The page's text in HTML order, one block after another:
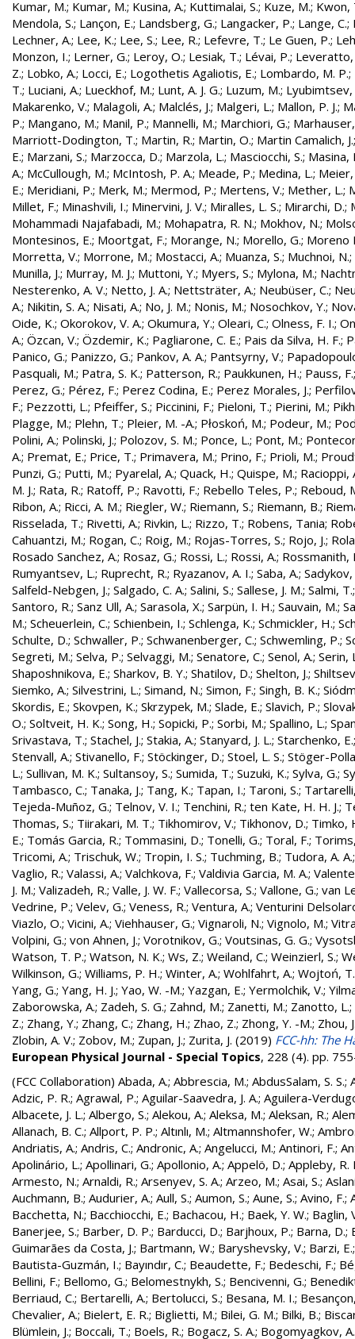
Kumar, M.; Kumar, M.; Kusina, A.; Kuttimalai, S.; Kuze, M.; Kwon,
Mendola, S.; Lançon, E.; Landsberg, G.; Langacker, P.; Lange, C.;
Lechner, A.; Lee, K.; Lee, S.; Lee, R.; Lefevre, T.; Le Guen, P.;
Monzon, I.; Lerner, G.; Leroy, O.; Lesiak, T.; Lévai, P.; Leveratto,
Z.; Lobko, A.; Locci, E.; Logothetis Agaliotis, E.; Lombardo, M. P.;
T.; Luciani, A.; Lueckhof, M.; Lunt, A. J. G.; Luzum, M.; Lyubimtsev,
Makarenko, V.; Malagoli, A.; Malclés, J.; Malgeri, L.; Mallon, P. J.;
P.; Mangano, M.; Manil, P.; Mannelli, M.; Marchiori, G.;
Marriott-Dodington, T.; Martin, R.; Martin, O.; Martin Camalich, J.
E.; Marzani, S.; Marzocca, D.; Marzola, L.; Masciocchi, S.; Masina,
A.; McCullough, M.; McIntosh, P. A.; Meade, P.; Medina, L.; Meier,
E.; Meridiani, P.; Merk, M.; Mermod, P.; Mertens, V.; Mether, L.;
Millet, F.; Minashvili, I.; Minervini, J. V.; Miralles, L. S.; Mirarchi, D.;
Mohammadi Najafabadi, M.; Mohapatra, R. N.; Mokhov, N.;
Montesinos, E.; Moortgat, F.; Morange, N.; Morello, G.; Moreno
Morretta, V.; Morrone, M.; Mostacci, A.; Muanza, S.; Muchnoi, N.;
Munilla, J.; Murray, M. J.; Muttoni, Y.; Myers, S.; Mylona, M.;
Nesterenko, A. V.; Netto, J. A.; Nettsträter, A.; Neubüser, C.;
A.; Nikitin, S. A.; Nisati, A.; No, J. M.; Nonis, M.; Nosochkov, Y.;
Oide, K.; Okorokov, V. A.; Okumura, Y.; Oleari, C.; Olness, F. I.;
A.; Özcan, V.; Özdemir, K.; Pagliarone, C. E.; Pais da Silva, H. F.;
Panico, G.; Panizzo, G.; Pankov, A. A.; Pantsyrny, V.;
Pasquali, M.; Patra, S. K.; Patterson, R.; Paukkunen, H.; Pauss, F.
Perez, G.; Pérez, F.; Perez Codina, E.; Perez Morales, J.;
F.; Pezzotti, L.; Pfeiffer, S.; Piccinini, F.; Pieloni, T.; Pierini, M.;
Plagge, M.; Plehn, T.; Pleier, M. -A.; Płoskoń, M.; Podeur, M.;
Polini, A.; Polinski, J.; Polozov, S. M.; Ponce, L.; Pont, M.;
A.; Premat, E.; Price, T.; Primavera, M.; Prino, F.; Prioli, M.;
Punzi, G.; Putti, M.; Pyarelal, A.; Quack, H.; Quispe, M.; Racioppi,
M. J.; Rata, R.; Ratoff, P.; Ravotti, F.; Rebello Teles, P.; Reboud,
Ribon, A.; Ricci, A. M.; Riegler, W.; Riemann, S.; Riemann, B.;
Risselada, T.; Rivetti, A.; Rivkin, L.; Rizzo, T.; Robens, Tania;
Cahuantzi, M.; Rogan, C.; Roig, M.; Rojas-Torres, S.; Rojo, J.;
Rosado Sanchez, A.; Rosaz, G.; Rossi, L.; Rossi, A.; Rossmanith,
Rumyantsev, L.; Ruprecht, R.; Ryazanov, A. I.; Saba, A.; Sadykov,
Salfeld-Nebgen, J.; Salgado, C. A.; Salini, S.; Sallese, J. M.; Salmi, T.
Santoro, R.; Sanz Ull, A.; Sarasola, X.; Sarpün, I. H.; Sauvain, M.;
M.; Scheuerlein, C.; Schienbein, I.; Schlenga, K.; Schmickler, H.;
Schulte, D.; Schwaller, P.; Schwanenberger, C.; Schwemling, P.;
Segreti, M.; Selva, P.; Selvaggi, M.; Senatore, C.; Senol, A.; Serin,
Shaposhnikova, E.; Sharkov, B. Y.; Shatilov, D.; Shelton, J.;
Siemko, A.; Silvestrini, L.; Simand, N.; Simon, F.; Singh, B. K.;
Skordis, E.; Skovpen, K.; Skrzypek, M.; Slade, E.; Slavich, P.;
O.; Soltveit, H. K.; Song, H.; Sopicki, P.; Sorbi, M.; Spallino, L.;
Srivastava, T.; Stachel, J.; Stakia, A.; Stanyard, J. L.; Starchenko, E.
Stenvall, A.; Stivanello, F.; Stöckinger, D.; Stoel, L. S.; Stöger-
L.; Sullivan, M. K.; Sultansoy, S.; Sumida, T.; Suzuki, K.; Sylva, G.;
Tambasco, C.; Tanaka, J.; Tang, K.; Tapan, I.; Taroni, S.;
Tejeda-Muñoz, G.; Telnov, V. I.; Tenchini, R.; ten Kate, H. H. J.;
Thomas, S.; Tiirakari, M. T.; Tikhomirov, V.; Tikhonov, D.; Timko,
E.; Tomás Garcia, R.; Tommasini, D.; Tonelli, G.; Toral, F.;
Tricomi, A.; Trischuk, W.; Tropin, I. S.; Tuchming, B.; Tudora, A. A.
Vaglio, R.; Valassi, A.; Valchkova, F.; Valdivia Garcia, M. A.;
J. M.; Valizadeh, R.; Valle, J. W. F.; Vallecorsa, S.; Vallone, G.; van
Vedrine, P.; Velev, G.; Veness, R.; Ventura, A.; Venturini
Viazlo, O.; Vicini, A.; Viehhauser, G.; Vignaroli, N.; Vignolo, M.;
Volpini, G.; von Ahnen, J.; Vorotnikov, G.; Voutsinas, G. G.;
Watson, T. P.; Watson, N. K.; Ws, Z.; Weiland, C.; Weinzierl, S.;
Wilkinson, G.; Williams, P. H.; Winter, A.; Wohlfahrt, A.; Wojtoń, T.
Yang, G.; Yang, H. J.; Yao, W. -M.; Yazgan, E.; Yermolchik, V.;
Zaborowska, A.; Zadeh, S. G.; Zahnd, M.; Zanetti, M.; Zanotto, L.;
Z.; Zhang, Y.; Zhang, C.; Zhang, H.; Zhao, Z.; Zhong, Y. -M.; Zhou,
Zlobin, A. V.; Zobov, M.; Zupan, J.; Zurita, J. (2019) FCC-hh: The
European Physical Journal - Special Topics, 228 (4). pp.
(FCC Collaboration) Abada, A.; Abbrescia, M.; AbdusSalam, S. S.;
Adzic, P. R.; Agrawal, P.; Aguilar-Saavedra, J. A.; Aguilera-
Albacete, J. L.; Albergo, S.; Alekou, A.; Aleksa, M.; Aleksan, R.;
Allanach, B. C.; Allport, P. P.; Altınlı, M.; Altmannshofer, W.;
Andriatis, A.; Andris, C.; Andronic, A.; Angelucci, M.; Antinori, F.;
Apolinário, L.; Apollinari, G.; Apollonio, A.; Appelö, D.; Appleby, R.
Armesto, N.; Arnaldi, R.; Arsenyev, S. A.; Arzeo, M.; Asai, S.;
Auchmann, B.; Audurier, A.; Aull, S.; Aumon, S.; Aune, S.; Avino, F.;
Bacchetta, N.; Bacchiocchi, E.; Bachacou, H.; Baek, Y. W.; Baglin,
Banerjee, S.; Barber, D. P.; Barducci, D.; Barjhoux, P.; Barna, D.;
Guimarães da Costa, J.; Bartmann, W.; Baryshevsky, V.; Barzi, E.
Bautista-Guzmán, I.; Bayındır, C.; Beaudette, F.; Bedeschi, F.;
Bellini, F.; Bellomo, G.; Belomestnykh, S.; Bencivenni, G.;
Berriaud, C.; Bertarelli, A.; Bertolucci, S.; Besana, M. I.;
Chevalier, A.; Bielert, E. R.; Biglietti, M.; Bilei, G. M.; Bilki, B.;
Blümlein, J.; Boccali, T.; Boels, R.; Bogacz, S. A.; Bogomyagkov, A.